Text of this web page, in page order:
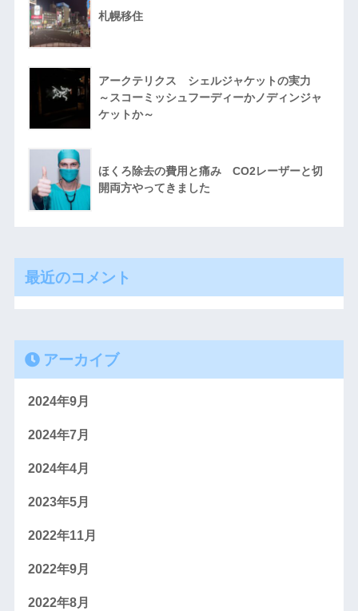
札幌移住
アークテリクス シェルジャケットの実力
～スコーミッシュフーディーかノディンジャ
ケットか～
ほくろ除去の費用と痛み CO2レーザーと切
開両方やってきました
最近のコメント
アーカイブ
2024年9月
2024年7月
2024年4月
2023年5月
2022年11月
2022年9月
2022年8月